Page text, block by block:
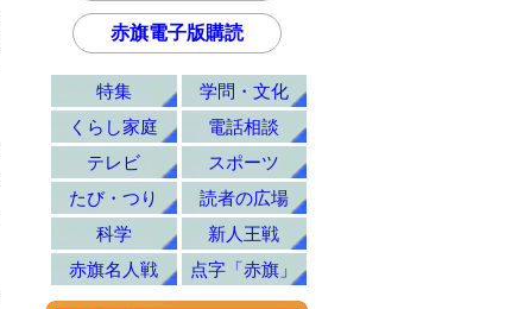
赤旗電子版購読
特集
学問・文化
くらし家庭
電話相談
テレビ
スポーツ
たび・つり
読者の広場
科学
新人王戦
赤旗名人戦
点字「赤旗」